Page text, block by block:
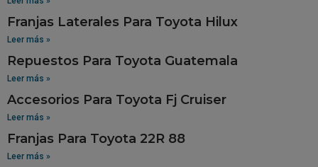
Franjas Laterales Para Toyota Hilux
Leer más »
Repuestos Para Toyota Guatemala
Leer más »
Accesorios Para Toyota Fj Cruiser
Leer más »
Franjas Para Toyota 22R 88
Leer más »